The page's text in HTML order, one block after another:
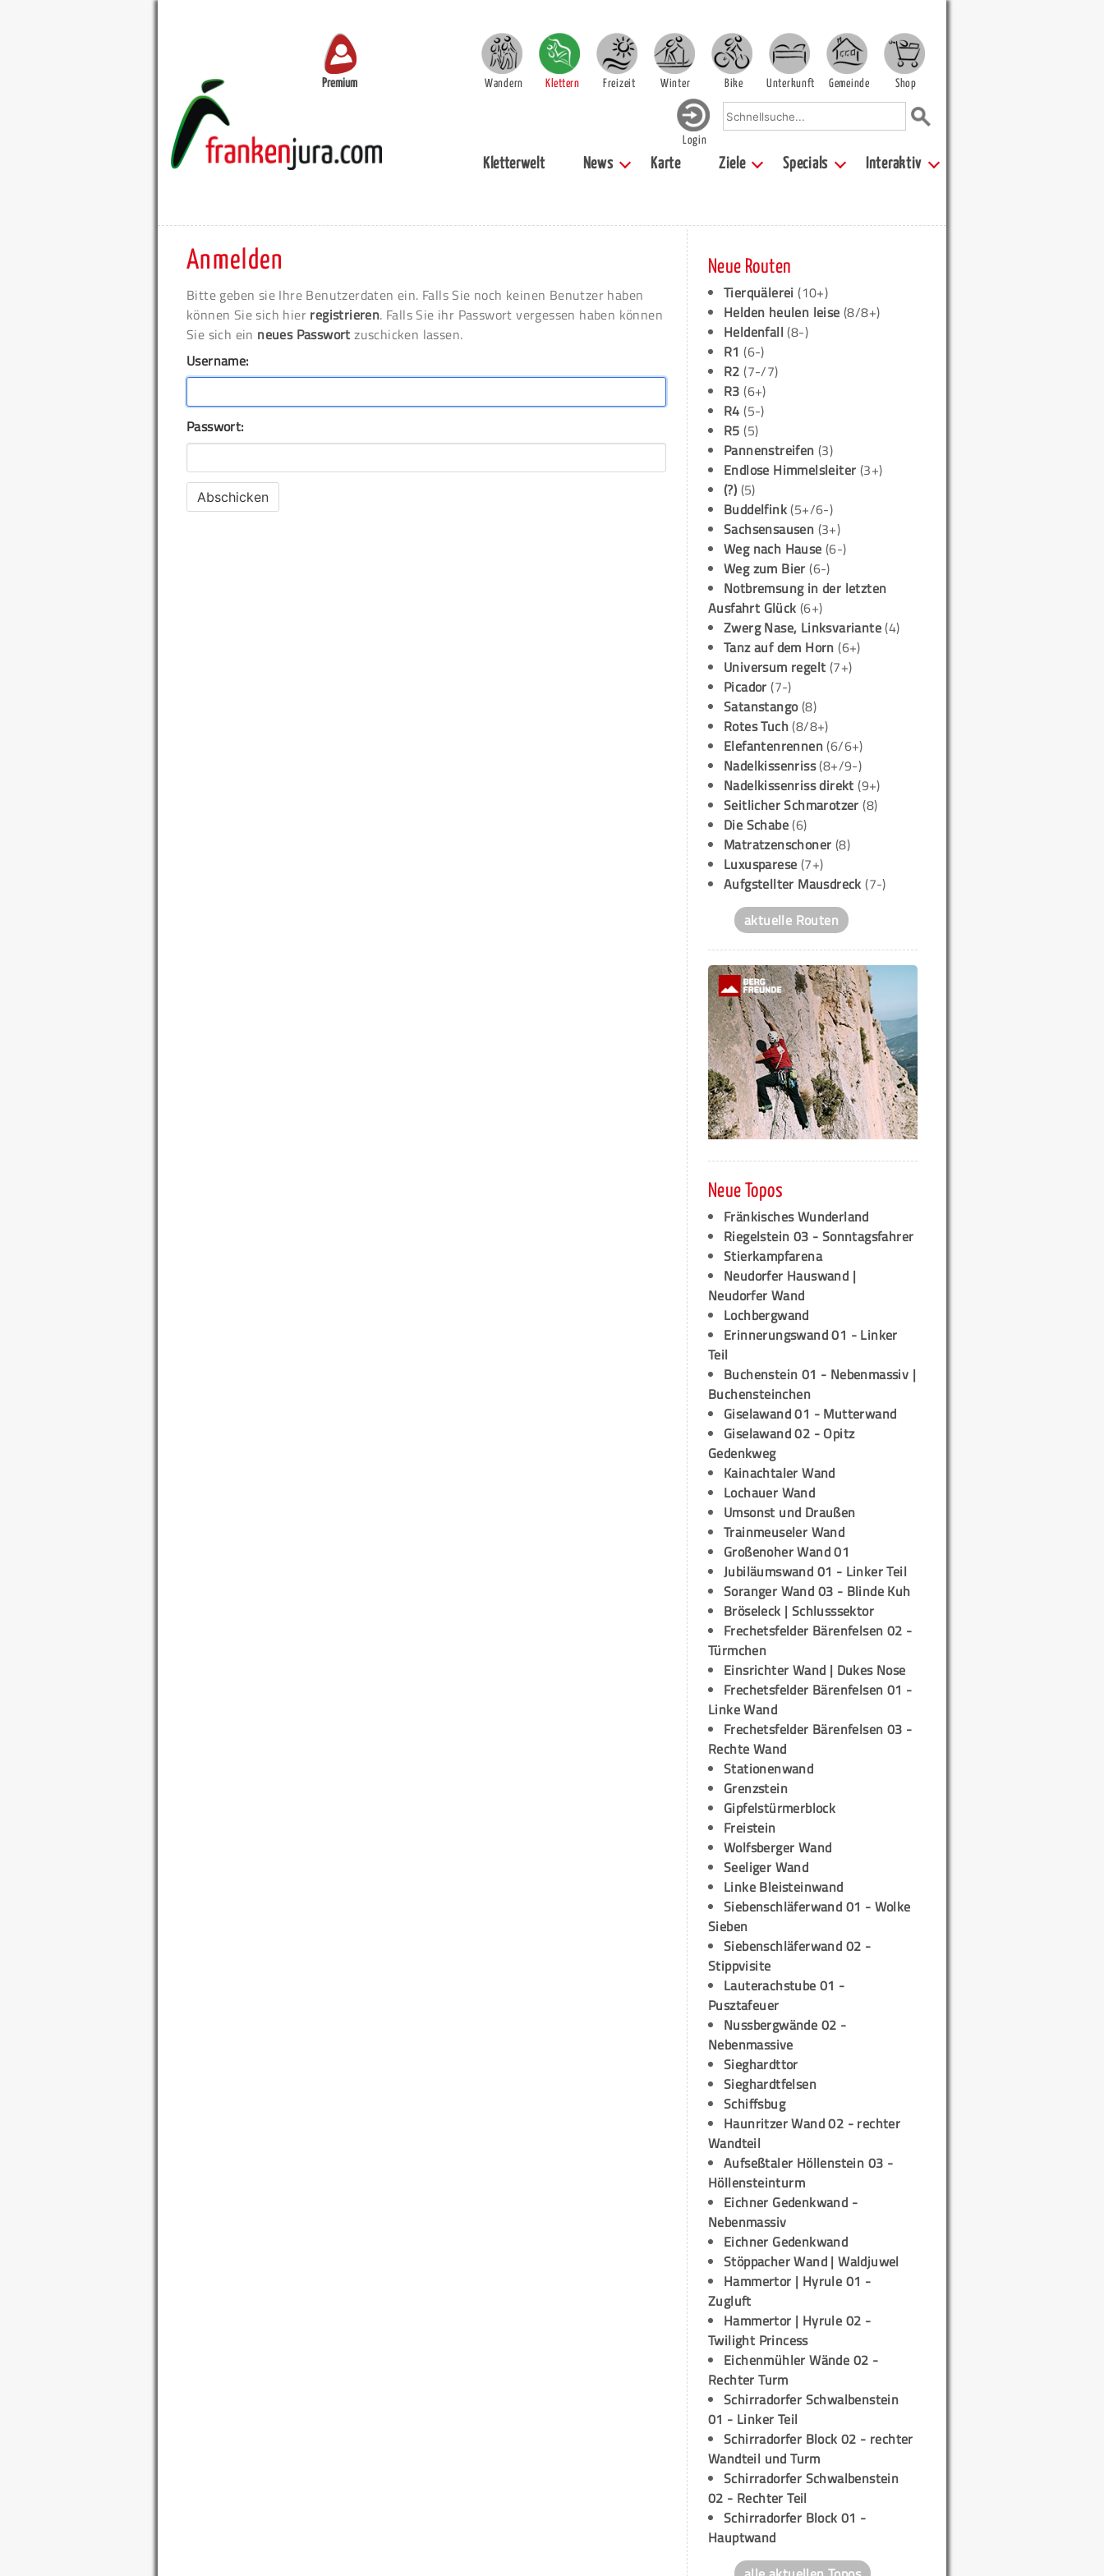
Premium Wandern Klettern Freizeit Winter Bike Unterkunft Gemeinde Shop
Login
Kletterwelt News Karte Ziele Specials Interaktiv
Anmelden
Bitte geben sie Ihre Benutzerdaten ein. Falls Sie noch keinen Benutzer haben
können Sie sich hier registrieren. Falls Sie ihr Passwort vergessen haben können
Sie sich ein neues Passwort zuschicken lassen.
Username:
Passwort:
Neue Routen
Tierquälerei (10+)
Helden heulen leise(8/8+)
Heldenfall(8-)
R1 (6-)
R2 (7-/7)
R3 (6+)
R4 (5-)
R5 (5)
Pannenstreifen (3)
Endlose Himmelsleiter (3+)
(?) (5)
Buddelfink(5+/6-)
Sachsensausen (3+)
Weg nach Hause (6-)
Weg zum Bier (6-)
Notbremsung in der letzten
Ausfahrt Glück (6+)
Zwerg Nase, Linksvariante(4)
Tanz auf dem Horn (6+)
Universum regelt (7+)
Picador (7-)
Satanstango(8)
Rotes Tuch(8/8+)
Elefantenrennen(6/6+)
Nadelkissenriss(8+/9-)
Nadelkissenriss direkt (9+)
Seitlicher Schmarotzer (8)
Die Schabe(6)
Matratzenschoner (8)
Luxusparese (7+)
Aufgstellter Mausdreck (7-)
aktuelle Routen
Neue Topos
Fränkisches Wunderland
Riegelstein 03 - Sonntagsfahrer
Stierkampfarena
Neudorfer Hauswand |
Neudorfer Wand
Lochbergwand
Erinnerungswand 01 - Linker
Teil
Buchenstein 01 - Nebenmassiv |
Buchensteinchen
Giselawand 01 - Mutterwand
Giselawand 02 - Opitz
Gedenkweg
Kainachtaler Wand
Lochauer Wand
Umsonst und Draußen
Trainmeuseler Wand
Großenoher Wand 01
Jubiläumswand 01 - Linker Teil
Soranger Wand 03 - Blinde Kuh
Bröseleck | Schlusssektor
Frechetsfelder Bärenfelsen 02 -
Türmchen
Einsrichter Wand | Dukes Nose
Frechetsfelder Bärenfelsen 01 -
Linke Wand
Frechetsfelder Bärenfelsen 03 -
Rechte Wand
Stationenwand
Grenzstein
Gipfelstürmerblock
Freistein
Wolfsberger Wand
Seeliger Wand
Linke Bleisteinwand
Siebenschläferwand 01 - Wolke
Sieben
Siebenschläferwand 02 -
Stippvisite
Lauterachstube 01 -
Pusztafeuer
Nussbergwände 02 -
Nebenmassive
Sieghardttor
Sieghardtfelsen
Schiffsbug
Haunritzer Wand 02 - rechter
Wandteil
Aufseßtaler Höllenstein 03 -
Höllensteinturm
Eichner Gedenkwand -
Nebenmassiv
Eichner Gedenkwand
Stöppacher Wand | Waldjuwel
Hammertor | Hyrule 01 -
Zugluft
Hammertor | Hyrule 02 -
Twilight Princess
Eichenmühler Wände 02 -
Rechter Turm
Schirradorfer Schwalbenstein
01 - Linker Teil
Schirradorfer Block 02 - rechter
Wandteil und Turm
Schirradorfer Schwalbenstein
02 - Rechter Teil
Schirradorfer Block 01 -
Hauptwand